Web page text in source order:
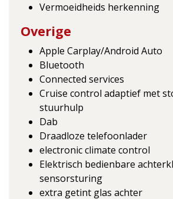
Vermoeidheids herkenning
Overige
Apple Carplay/Android Auto
Bluetooth
Connected services
Cruise control adaptief met
stuurhulp
Dab
Draadloze telefoonlader
electronic climate control
Elektrisch bedienbare
sensorsturing
extra getint glas achter